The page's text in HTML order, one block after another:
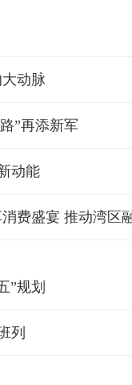
动脉
”再添新军
动能
费盛宴 推动湾区
”规划
列